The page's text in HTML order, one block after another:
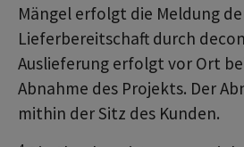
Mängel erfolgt die Meldung
Lieferbereitschaft durch
Auslieferung erfolgt vor Ort
Abnahme des Projekts. Der
mithin der Sitz des Kunden.